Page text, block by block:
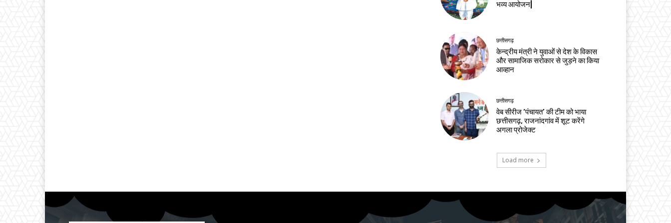
भव्य आयोजन|
छत्तीसगढ़
केन्द्रीय मंत्री ने युवाओं से देश के विकास
और सामाजिक सरोकार से जुड़ने का किया
आव्हान
छत्तीसगढ़
वेब सीरीज ‘पंचायत’ की टीम को भाया
छत्तीसगढ़, राजनांदगांव में शूट करेंगे
अगला प्रोजेक्ट
Load more